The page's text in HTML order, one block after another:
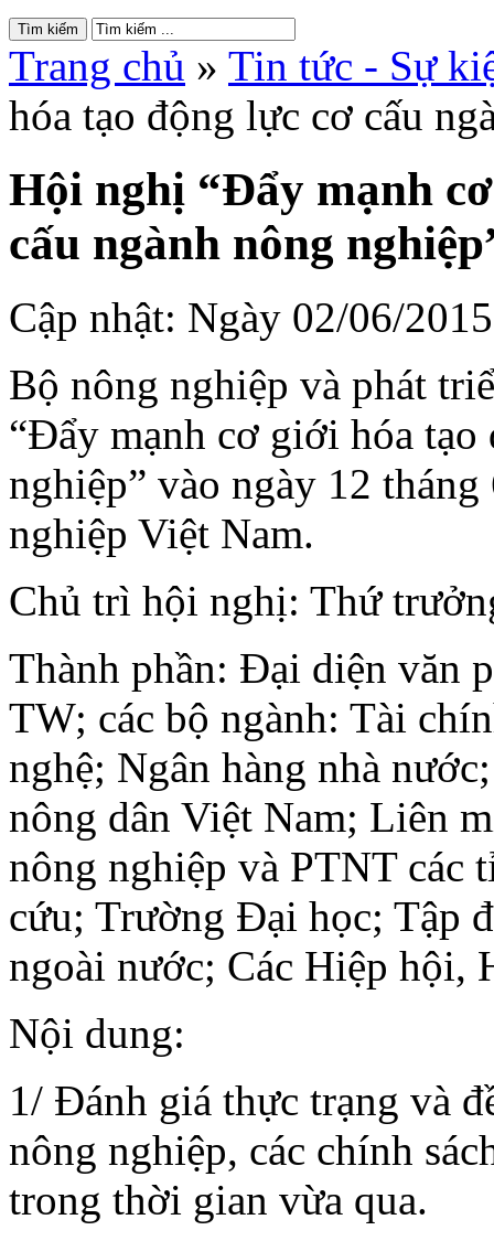
Trang chủ » Tin tức - Sự
hóa tạo động lực cơ cấu
Hội nghị “Đẩy mạnh
cấu ngành nông
Cập nhật: Ngày 02/06/2015
Bộ nông nghiệp và phát
“Đẩy mạnh cơ giới hóa
nghiệp” vào ngày 12
nghiệp Việt Nam.
Chủ trì hội nghị: Thứ
Thành phần: Đại diện văn
TW; các bộ ngành: Tài
nghệ; Ngân hàng nhà
nông dân Việt Nam; Liên
nông nghiệp và PTNT các
cứu; Trường Đại học; Tập
ngoài nước; Các Hiệp hội,
Nội dung:
1/ Đánh giá thực trạng và
nông nghiệp, các chính
trong thời gian vừa qua.